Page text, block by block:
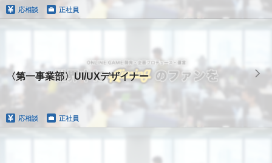
応相談 正社員
〈第一事業部〉UI/UXデザイナー
応相談 正社員